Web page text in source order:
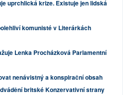
uprchlická krize. Existuje jen lidská
komunisté v Literárkách
Lenka Procházková Parlamentní
nenávistný a konspirační obsah
britské Konzervativní strany